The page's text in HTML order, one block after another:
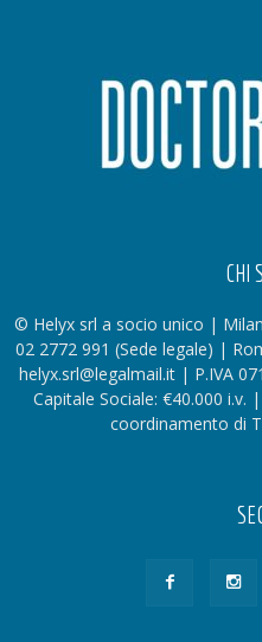
CHI
© Helyx srl a socio unico |
02 2772 991 (Sede legale) |
helyx.srl@legalmail.it | P.IVA
Capitale Sociale: €40.000
coordinamento di